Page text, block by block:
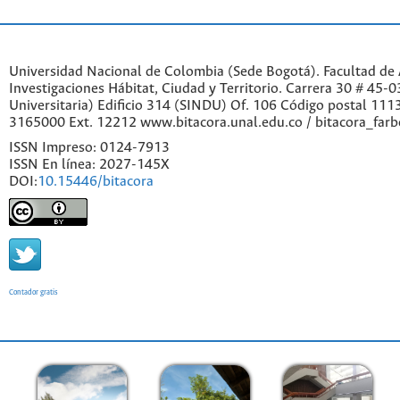
Universidad Nacional de Colombia (Sede Bogotá). Facultad
Investigaciones Hábitat, Ciudad y Territorio. Carrera 30 # 45-
Universitaria) Edificio 314 (SINDU) Of. 106 Código postal
3165000 Ext. 12212 www.bitacora.unal.edu.co /
ISSN Impreso: 0124-7913
ISSN En línea: 2027-145X
DOI:10.15446/bitacora
Contador gratis